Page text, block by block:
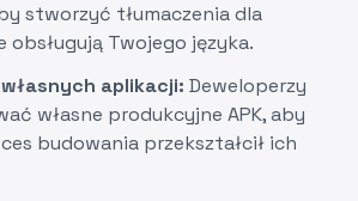
stworzyć tłumaczenia dla
Twojego języka.
aplikacji: Deweloperzy
własne produkcyjne APK, aby
budowania przekształcił ich